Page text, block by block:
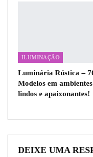
ILUMINAÇÃO
Luminária Rústica –
Modelos em ambientes
lindos e apaixonantes!
DEIXE UMA